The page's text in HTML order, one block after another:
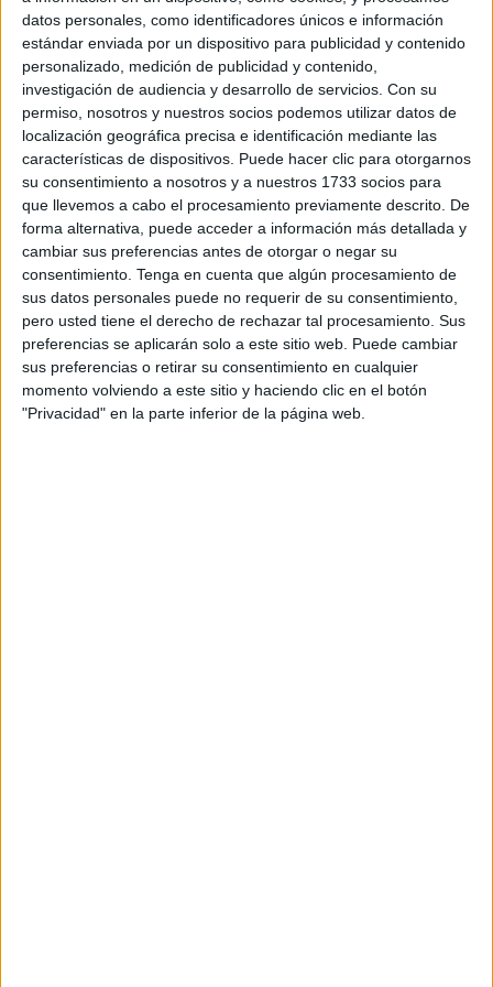
datos personales, como identificadores únicos e información
estándar enviada por un dispositivo para publicidad y contenido
personalizado, medición de publicidad y contenido,
investigación de audiencia y desarrollo de servicios. Con su
permiso, nosotros y nuestros socios podemos utilizar datos de
localización geográfica precisa e identificación mediante las
características de dispositivos. Puede hacer clic para otorgarnos
su consentimiento a nosotros y a nuestros 1733 socios para
que llevemos a cabo el procesamiento previamente descrito. De
forma alternativa, puede acceder a información más detallada y
cambiar sus preferencias antes de otorgar o negar su
consentimiento. Tenga en cuenta que algún procesamiento de
sus datos personales puede no requerir de su consentimiento,
pero usted tiene el derecho de rechazar tal procesamiento. Sus
preferencias se aplicarán solo a este sitio web. Puede cambiar
sus preferencias o retirar su consentimiento en cualquier
momento volviendo a este sitio y haciendo clic en el botón
"Privacidad" en la parte inferior de la página web.
Ese día, que es martes, comenzarán elcurso2026-2027
los alumnos de educación especial, infantil, primaria, ESO
y bachillerato, de acuerdo con lo recogido en el calendario
escolar.
Por delante quedan meses de clases, pero también de
celebraciones. En el caso de las clases deFP, EOI y Artes
Plásticasse ha fijado para el10 de septiembre.
Los puentes que se van a disfrutar:
estos son los recogidos en 2026